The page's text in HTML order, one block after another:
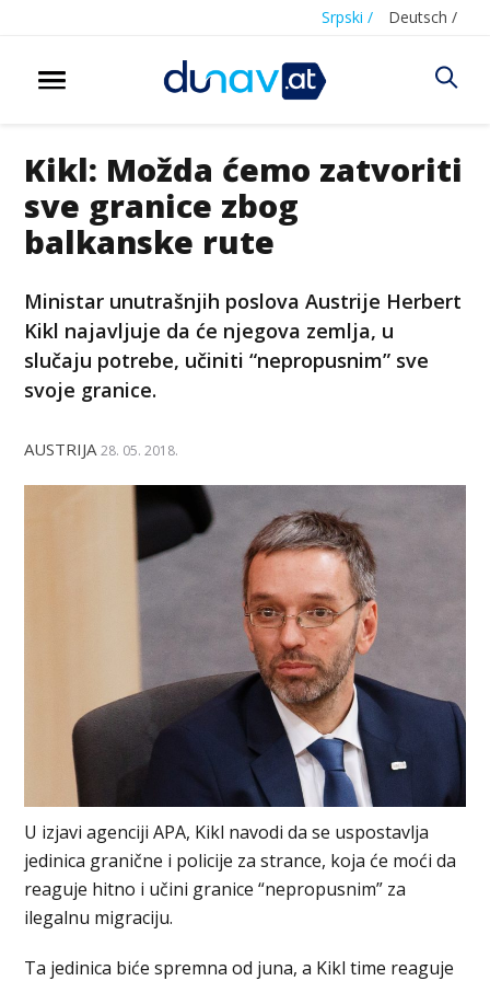
Srpski / Deutsch /
Kikl: Možda ćemo zatvoriti
sve granice zbog
balkanske rute
Ministar unutrašnjih poslova Austrije Herbert
Kikl najavljuje da će njegova zemlja, u
slučaju potrebe, učiniti “nepropusnim” sve
svoje granice.
AUSTRIJA 28. 05. 2018.
U izjavi agenciji APA, Kikl navodi da se uspostavlja
jedinica granične i policije za strance, koja će moći da
reaguje hitno i učini granice “nepropusnim” za
ilegalnu migraciju.
Ta jedinica biće spremna od juna, a Kikl time reaguje